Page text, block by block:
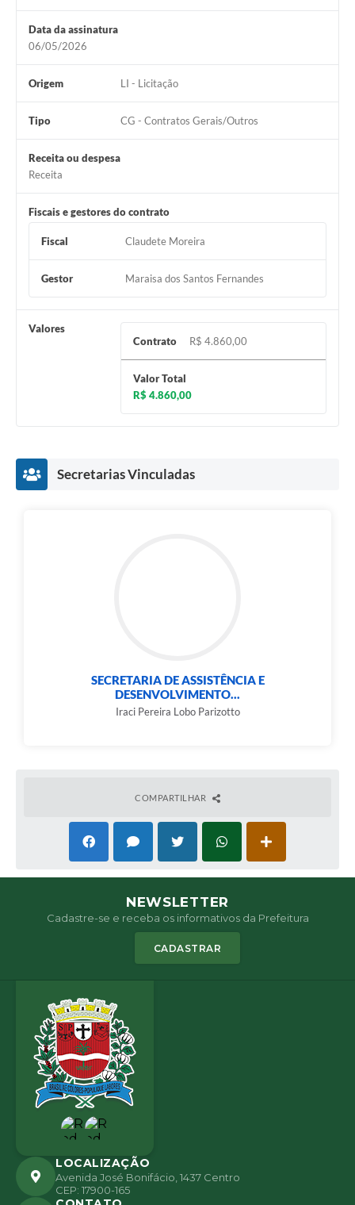
Data da assinatura
06/05/2026
Origem LI - Licitação
Tipo CG - Contratos Gerais/Outros
Receita ou despesa
Receita
Fiscais e gestores do contrato
Fiscal Claudete Moreira
Gestor Maraisa dos Santos Fernandes
Valores
Contrato
R$ 4.860,00
Valor Total
R$ 4.860,00
Secretarias Vinculadas
SECRETARIA DE ASSISTÊNCIA E
DESENVOLVIMENTO...
Iraci Pereira Lobo Parizotto
COMPARTILHAR
NEWSLETTER
Cadastre-se e receba os informativos da Prefeitura
CADASTRAR
LOCALIZAÇÃO
Avenida José Bonifácio, 1437 Centro
CEP: 17900-165